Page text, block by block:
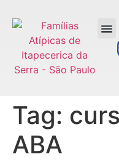
Tag:
ABA